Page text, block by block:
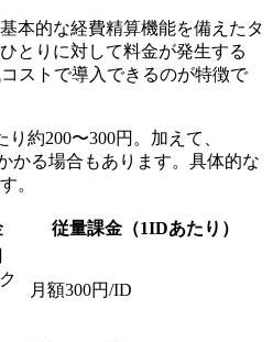
本的な経費精算機能を備えたタ
とりに対して料金が発生する
ストで導入できるのが特徴で
約200〜300円。加えて、
かる場合もあります。具体的な
。
従量課金（1IDあたり）
月額300円/ID